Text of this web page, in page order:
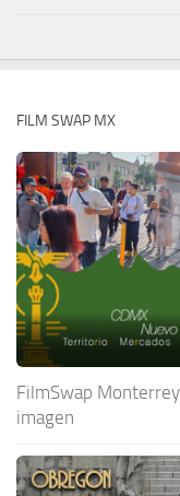
FILM SWAP MX
FilmSwap
imagen